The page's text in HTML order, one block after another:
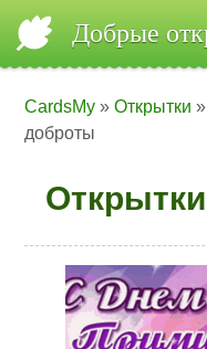
Добрые
CardsMy »Открытки »
доброты